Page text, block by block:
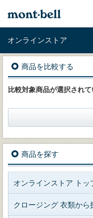
オンラインストア
商品を比較する
比較対象商品が選択され
商品を探す
オンラインストア トッ
クロージング 衣類から